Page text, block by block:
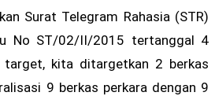
Surat Telegram Rahasia (STR)
No ST/02/II/2015 tertanggal 4
target, kita ditargetkan 2 berkas
9 berkas perkara dengan 9